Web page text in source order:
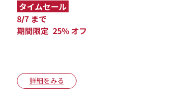
タイムセール
8/7 まで
期間限定 25% オフ
詳細をみる